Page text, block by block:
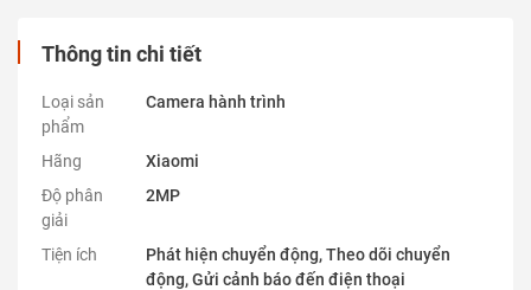
Thông tin chi tiết
Loại sản
phẩm
Camera hành trình
Hãng
Xiaomi
Độ phân
giải
2MP
Tiện ích
Phát hiện chuyển động, Theo dõi chuyển
động, Gửi cảnh báo đến điện thoại